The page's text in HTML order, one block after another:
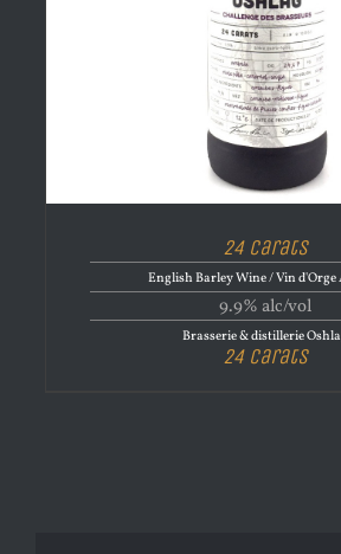
24 Carats
English Barley Wine / Vin d'Orge
9.9% alc/vol
Brasserie & distillerie
24 Carats